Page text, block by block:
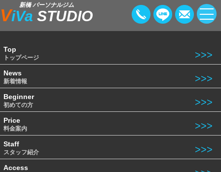
新橋 パーソナルジム
ViVa STUDIO
Top
トップページ
News
新着情報
Beginner
初めての方
Price
料金案内
Staff
スタッフ紹介
Access